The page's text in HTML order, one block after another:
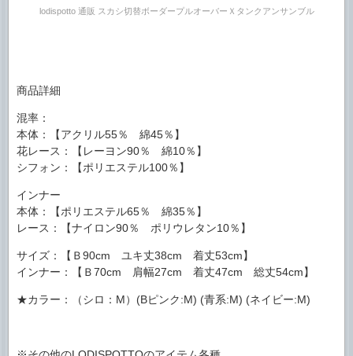
lodispotto 通販 スカシ切替ボーダープルオーバーＸタンクアンサンブル
商品詳細
混率：
本体：【アクリル55％ 綿45％】
花レース：【レーヨン90％ 綿10％】
シフォン：【ポリエステル100％】
インナー
本体：【ポリエステル65％ 綿35％】
レース：【ナイロン90％ ポリウレタン10％】
サイズ：【Ｂ90cm ユキ丈38cm 着丈53cm】
インナー：【Ｂ70cm 肩幅27cm 着丈47cm 総丈54cm】
★カラー：（シロ：M）(Bピンク:M) (青系:M) (ネイビー:M)